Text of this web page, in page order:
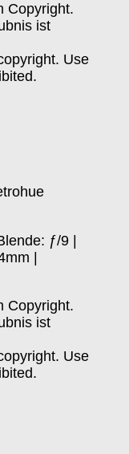
Copyright.
ist
Use
ƒ/9 |
|
Copyright.
ist
Use